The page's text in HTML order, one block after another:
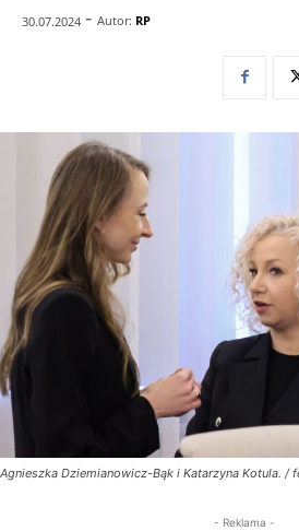
30.07.2024 - Autor: RP
Agnieszka Dziemianowicz-Bąk i Katarzyna Kotula. /
- Reklama -